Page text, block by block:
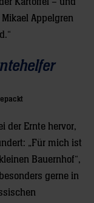
Appelgren
der Ernte hervor,
„Für mich ist
Bauernhof“,
gerne in